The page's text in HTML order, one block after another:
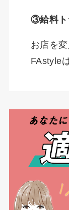
③給料ト
お店を
FAstyle